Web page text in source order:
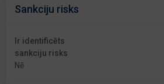
Sankciju risks
Ir identificēts
sankciju risks
Nē